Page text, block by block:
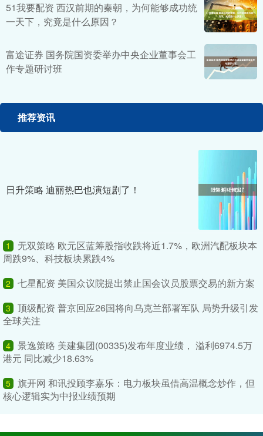
51我要配资 西汉前期的秦朝，为何能够成功统
一天下，究竟是什么原因？
富途证券 国务院国资委举办中央企业董事会工
作专题研讨班
推荐资讯
日升策略 迪丽热巴也演短剧了！
1
无双策略 欧元区蓝筹股指收跌将近1.7%，欧洲汽配板块本
周跌9%、科技板块累跌4%
2 七星配资 美国众议院提出禁止国会议员股票交易的新方案
3
顶级配资 普京回应26国将向乌克兰部署军队 局势升级引发
全球关注
4 景逸策略 美建集团(00335)发布年度业绩， 溢利6974.5万
港元 同比减少18.63%
5 旗开网 和讯投顾李嘉乐：电力板块虽借高温概念炒作，但
核心逻辑实为中报业绩预期